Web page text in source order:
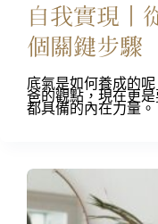
自我實現丨
個關鍵步驟
底氣是如何養成的
爸的觀點，現在更
都具備的內在力量。